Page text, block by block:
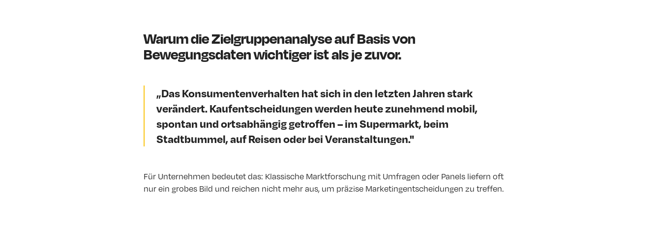
Warum die Zielgruppenanalyse auf Basis von
Bewegungsdaten wichtiger ist als je zuvor.
„Das Konsumentenverhalten hat sich in den letzten Jahren stark
verändert. Kaufentscheidungen werden heute zunehmend mobil,
spontan und ortsabhängig getroffen – im Supermarkt, beim
Stadtbummel, auf Reisen oder bei Veranstaltungen."
Für Unternehmen bedeutet das: Klassische Marktforschung mit Umfragen oder Panels liefern oft
nur ein grobes Bild und reichen nicht mehr aus, um präzise Marketingentscheidungen zu treffen.